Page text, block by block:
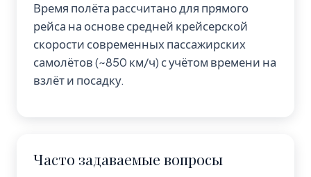
Время полёта рассчитано для прямого
рейса на основе средней крейсерской
скорости современных пассажирских
самолётов (~850 км/ч) с учётом времени на
взлёт и посадку.
Часто задаваемые вопросы